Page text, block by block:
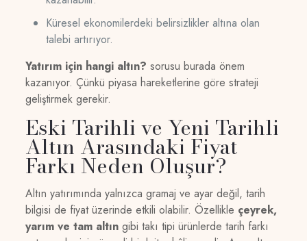
Küresel ekonomilerdeki belirsizlikler altına olan
talebi artırıyor.
Yatırım için hangi altın? sorusu burada önem
kazanıyor. Çünkü piyasa hareketlerine göre strateji
geliştirmek gerekir.
Eski Tarihli ve Yeni Tarihli
Altın Arasındaki Fiyat
Farkı Neden Oluşur?
Altın yatırımında yalnızca gramaj ve ayar değil, tarih
bilgisi de fiyat üzerinde etkili olabilir. Özellikle çeyrek,
yarım ve tam altıngibi takı tipi ürünlerde tarih farkı